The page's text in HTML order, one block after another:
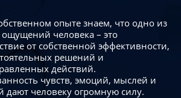
опыте знаем, что одно из
человека – это
от собственной эффективности,
решений и
действий.
чувств, эмоций, мыслей и
дают человеку огромную силу.